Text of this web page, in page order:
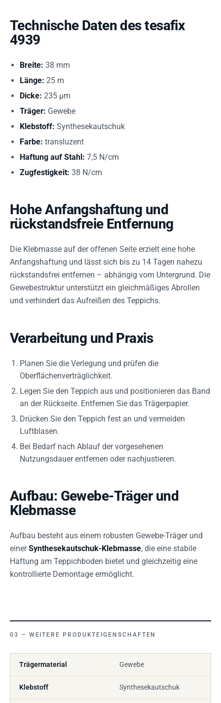
Technische Daten des tesafix
4939
Breite: 38 mm
Länge: 25 m
Dicke: 235 µm
Träger: Gewebe
Klebstoff: Synthesekautschuk
Farbe: transluzent
Haftung auf Stahl: 7,5 N/cm
Zugfestigkeit: 38 N/cm
Hohe Anfangshaftung und
rückstandsfreie Entfernung
Die Klebmasse auf der offenen Seite erzielt eine hohe
Anfangshaftung und lässt sich bis zu 14 Tagen nahezu
rückstandsfrei entfernen – abhängig vom Untergrund. Die
Gewebestruktur unterstützt ein gleichmäßiges Abrollen
und verhindert das Aufreißen des Teppichs.
Verarbeitung und Praxis
Planen Sie die Verlegung und prüfen die
Oberflächenverträglichkeit.
Legen Sie den Teppich aus und positionieren das Band
an der Rückseite. Entfernen Sie das Trägerpapier.
Drücken Sie den Teppich fest an und vermeiden
Luftblasen.
Bei Bedarf nach Ablauf der vorgesehenen
Nutzungsdauer entfernen oder nachjustieren.
Aufbau: Gewebe-Träger und
Klebmasse
Aufbau besteht aus einem robusten Gewebe-Träger und
einerSynthesekautschuk-Klebmasse, die eine stabile
Haftung am Teppichboden bietet und gleichzeitig eine
kontrollierte Demontage ermöglicht.
WEITERE PRODUKTEIGENSCHAFTEN
Trägermaterial Gewebe
Klebstoff Synthesekautschuk